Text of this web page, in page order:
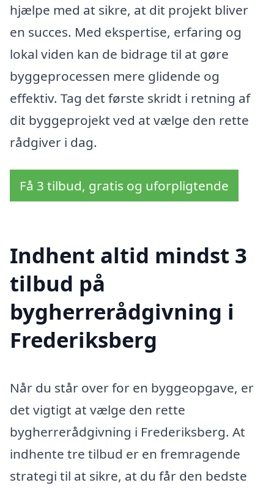
hjælpe med at sikre, at dit projekt bliver
en succes. Med ekspertise, erfaring og
lokal viden kan de bidrage til at gøre
byggeprocessen mere glidende og
effektiv. Tag det første skridt i retning af
dit byggeprojekt ved at vælge den rette
rådgiver i dag.
Få 3 tilbud, gratis og uforpligtende
Indhent altid mindst 3
tilbud på
bygherrerådgivning i
Frederiksberg
Når du står over for en byggeopgave, er
det vigtigt at vælge den rette
bygherrerådgivning i Frederiksberg. At
indhente tre tilbud er en fremragende
strategi til at sikre, at du får den bedste